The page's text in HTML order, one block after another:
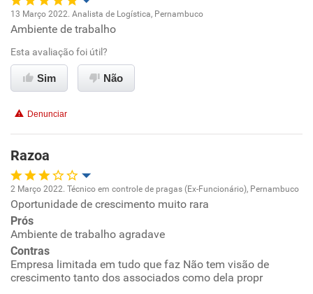
Oportunidade de promoção
Ambiente de trabalho
Benefícios
Recomenda esta empresa
13 Março 2022. Analista de Logística, Pernambuco
Ambiente de trabalho
Esta avaliação foi útil?
Sim Não
Denunciar
Razoa
Oportunidade de promoção
Ambiente de trabalho
Conciliação com a vida familiar
2 Março 2022. Técnico em controle de pragas (Ex-Funcionário), Pernambuco
Oportunidade de crescimento muito rara
Prós
Ambiente de trabalho agradave
Contras
Empresa limitada em tudo que faz Não tem visão de
crescimento tanto dos associados como dela propr